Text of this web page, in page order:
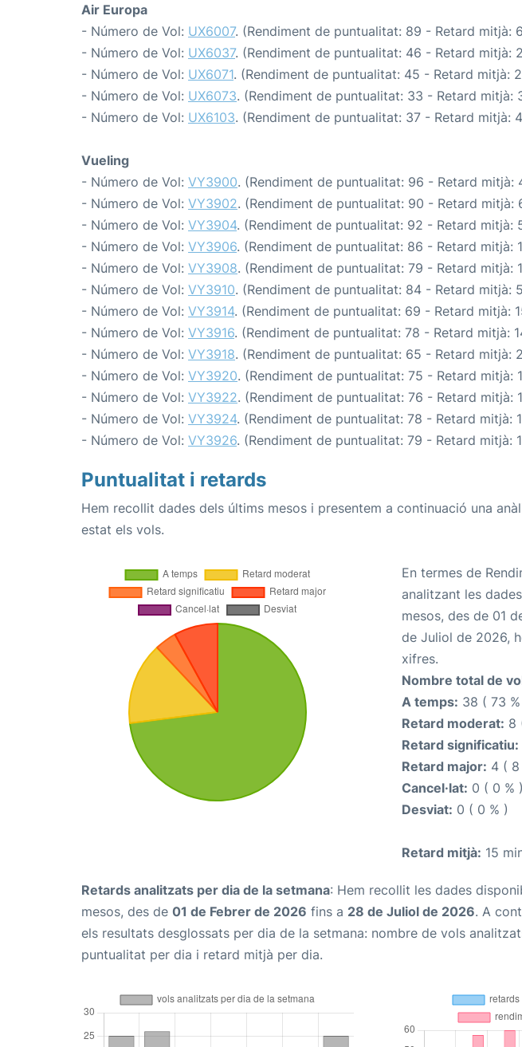
Air Europa
- Número de Vol: UX6007. (Rendiment de puntualitat: 89 - Retard mitjà:
- Número de Vol: UX6037. (Rendiment de puntualitat: 46 - Retard mitjà:
- Número de Vol: UX6071. (Rendiment de puntualitat: 45 - Retard mitjà:
- Número de Vol: UX6073. (Rendiment de puntualitat: 33 - Retard mitjà:
- Número de Vol: UX6103. (Rendiment de puntualitat: 37 - Retard mitjà:
Vueling
- Número de Vol: VY3900. (Rendiment de puntualitat: 96 - Retard mitjà:
- Número de Vol: VY3902. (Rendiment de puntualitat: 90 - Retard mitjà:
- Número de Vol: VY3904. (Rendiment de puntualitat: 92 - Retard mitjà:
- Número de Vol: VY3906. (Rendiment de puntualitat: 86 - Retard mitjà:
- Número de Vol: VY3908. (Rendiment de puntualitat: 79 - Retard mitjà:
- Número de Vol: VY3910. (Rendiment de puntualitat: 84 - Retard mitjà:
- Número de Vol: VY3914. (Rendiment de puntualitat: 69 - Retard mitjà:
- Número de Vol: VY3916. (Rendiment de puntualitat: 78 - Retard mitjà:
- Número de Vol: VY3918. (Rendiment de puntualitat: 65 - Retard mitjà:
- Número de Vol: VY3920. (Rendiment de puntualitat: 75 - Retard mitjà:
- Número de Vol: VY3922. (Rendiment de puntualitat: 76 - Retard mitjà:
- Número de Vol: VY3924. (Rendiment de puntualitat: 78 - Retard mitjà:
- Número de Vol: VY3926. (Rendiment de puntualitat: 79 - Retard mitjà:
Puntualitat i retards
Hem recollit dades dels últims mesos i presentem a continuació una
estat els vols.
En termes de
analitzant les
mesos, des de 01
de Juliol de 2026,
xifres.
Nombre total de
A temps: 38 ( 73
Retard moderat: 8
Retard significatiu:
Retard major: 4 ( 8
Cancel·lat: 0 ( 0 % )
Desviat: 0 ( 0 % )
Retard mitjà: 15
Retards analitzats per dia de la setmana: Hem recollit les dades
mesos, des de 01 de Febrer de 2026 fins a 28 de Juliol de 2026. A
els resultats desglossats per dia de la setmana: nombre de vols
puntualitat per dia i retard mitjà per dia.